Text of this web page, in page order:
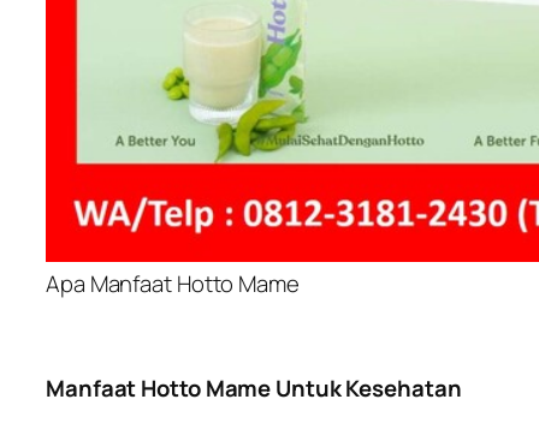
Apa Manfaat Hotto Mame
Manfaat Hotto Mame Untuk Kesehatan